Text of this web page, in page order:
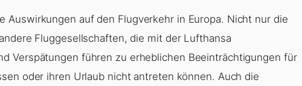
Auswirkungen auf den Flugverkehr in Europa. Nicht nur die
Fluggesellschaften, die mit der Lufthansa
Verspätungen führen zu erheblichen Beeinträchtigungen für
oder ihren Urlaub nicht antreten können. Auch die